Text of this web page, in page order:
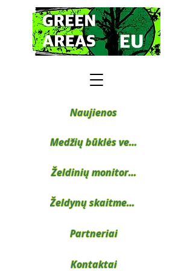
Naujienos
Medžių būklės vertinimas
Želdinių monitoringas
Želdynų skaitmenizacijos projektai
Partneriai
Kontaktai